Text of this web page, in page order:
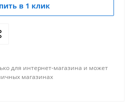
в 1 клик
для интернет-магазина и может
магазинах